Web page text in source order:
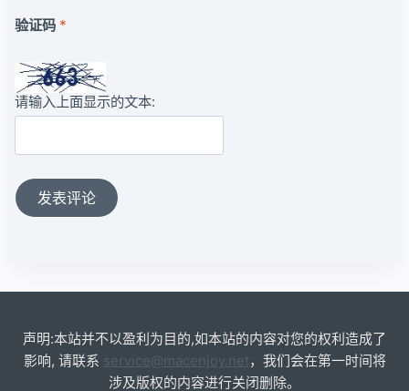
验证码 *
请输入上面显示的文本:
声明:本站并不以盈利为目的,如本站的内容对您的权利造成了
影响, 请联系 service@macenjoy.net，我们会在第一时间将
涉及版权的内容进行关闭删除。